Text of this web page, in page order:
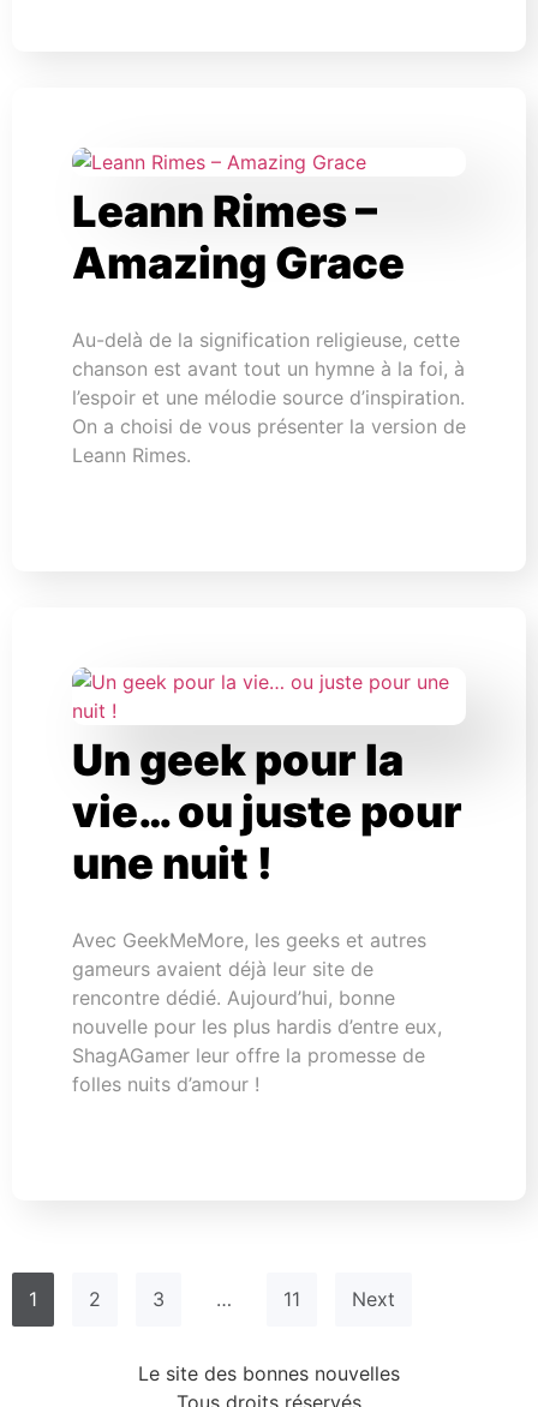
Leann Rimes –
Amazing Grace
Au-delà de la signification religieuse, cette
chanson est avant tout un hymne à la foi, à
l’espoir et une mélodie source d’inspiration.
On a choisi de vous présenter la version de
Leann Rimes.
Un geek pour la
vie… ou juste pour
une nuit !
Avec GeekMeMore, les geeks et autres
gameurs avaient déjà leur site de
rencontre dédié. Aujourd’hui, bonne
nouvelle pour les plus hardis d’entre eux,
ShagAGamer leur offre la promesse de
folles nuits d’amour !
1 2 3 … 11 Next
Le site des bonnes nouvelles